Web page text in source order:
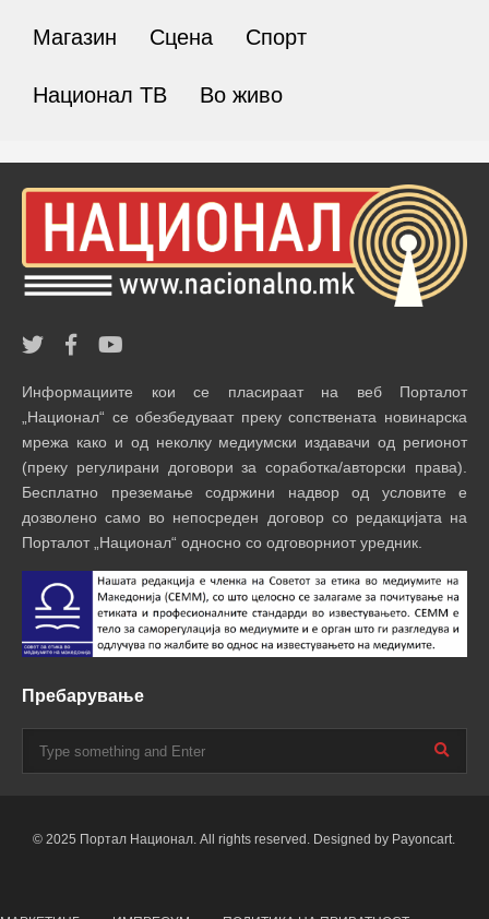
Магазин Сцена Спорт
Национал ТВ Во живо
Информациите кои се пласираат на веб Порталот
„Национал“ се обезбедуваат преку сопствената новинарска
мрежа како и од неколку медиумски издавачи од регионот
(преку регулирани договори за соработка/авторски права).
Бесплатно преземање содржини надвор од условите е
дозволено само во непосреден договор со редакцијата на
Порталот „Национал“ односно со одговорниот уредник.
Пребарување
© 2025 Портал Национал. All rights reserved. Designed by Payoncart.